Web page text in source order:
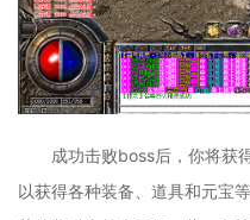
成功击败boss后，你将获
以获得各种装备、道具和元宝